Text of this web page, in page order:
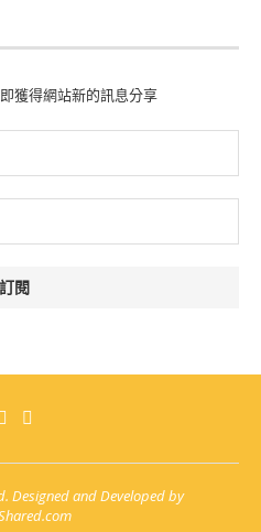
獲得網站新的訊息分享
Designed and Developed by